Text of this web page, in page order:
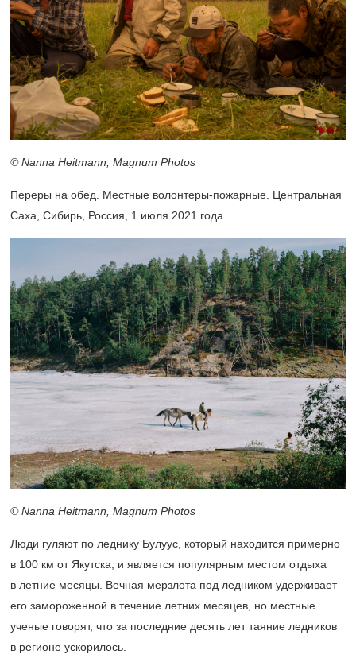
© Nanna Heitmann, Magnum Photos
Переры на обед. Местные волонтеры-пожарные. Центральная
Саха, Сибирь, Россия, 1 июля 2021 года.
© Nanna Heitmann, Magnum Photos
Люди гуляют по леднику Булуус, который находится примерно
в 100 км от Якутска, и является популярным местом отдыха
в летние месяцы. Вечная мерзлота под ледником удерживает
его замороженной в течение летних месяцев, но местные
ученые говорят, что за последние десять лет таяние ледников
в регионе ускорилось.